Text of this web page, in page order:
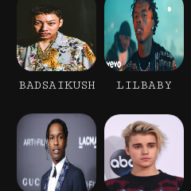
BADSAIKUSH LILBABY